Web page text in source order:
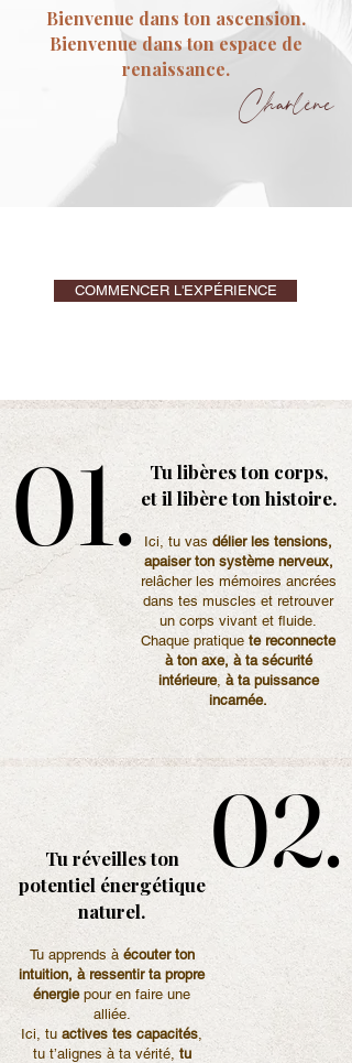
Bienvenue dans ton ascension.
Bienvenue dans ton espace de
renaissance.
Charlène
COMMENCER L'EXPÉRIENCE
01.
01.
Tu libères ton corps,
et il libère ton histoire.
Ici, tu vas délier les tensions,
apaiser ton système nerveux,
relâcher les mémoires ancrées
dans tes muscles et retrouver
un corps vivant et fluide.
Chaque pratique te reconnecte
à ton axe, à ta sécurité
intérieure, à ta puissance
incarnée.
Tu réveilles ton
potentiel énergétique
naturel.
Tu apprends à écouter ton
intuition, à ressentir ta propre
énergiepour en faire une
alliée.
Ici, tu actives tes capacités
tu t’alignes à ta vérité, tu
02.
02.